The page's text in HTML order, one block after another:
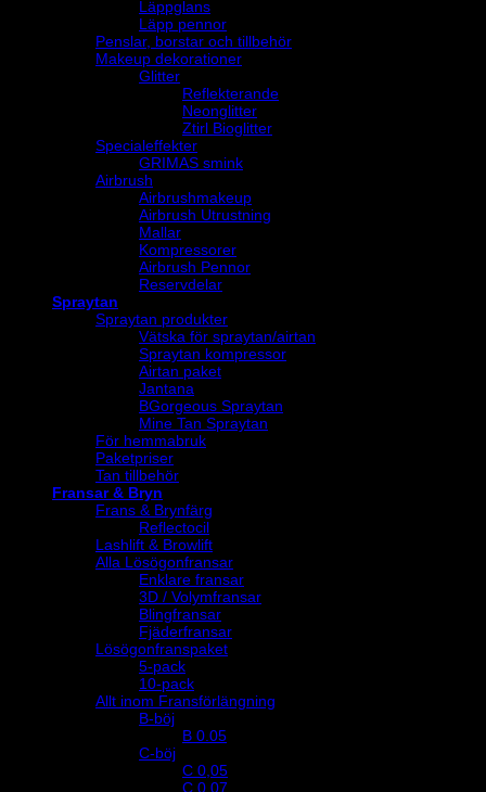
Läppglans
Läpp pennor
Penslar, borstar och tillbehör
Makeup dekorationer
Glitter
Reflekterande
Neonglitter
Ztirl Bioglitter
Specialeffekter
GRIMAS smink
Airbrush
Airbrushmakeup
Airbrush Utrustning
Mallar
Kompressorer
Airbrush Pennor
Reservdelar
Spraytan
Spraytan produkter
Vätska för spraytan/airtan
Spraytan kompressor
Airtan paket
Jantana
BGorgeous Spraytan
Mine Tan Spraytan
För hemmabruk
Paketpriser
Tan tillbehör
Fransar & Bryn
Frans & Brynfärg
Reflectocil
Lashlift & Browlift
Alla Lösögonfransar
Enklare fransar
3D / Volymfransar
Blingfransar
Fjäderfransar
Lösögonfranspaket
5-pack
10-pack
Allt inom Fransförlängning
B-böj
B 0.05
C-böj
C 0,05
C 0,07